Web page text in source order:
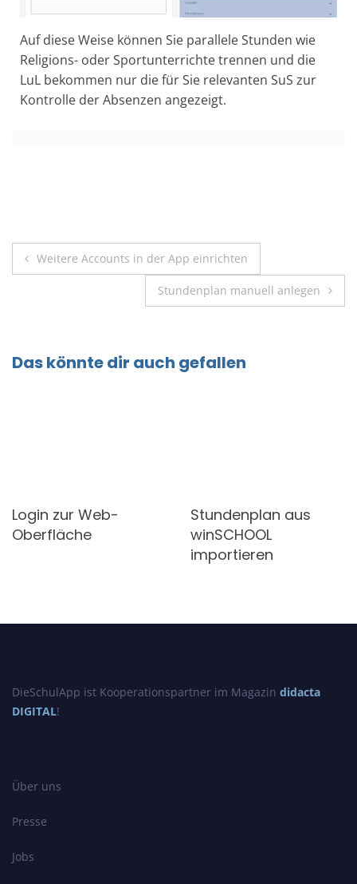
Auf diese Weise können Sie parallele Stunden wie
Religions- oder Sportunterrichte trennen und die
LuL bekommen nur die für Sie relevanten SuS zur
Kontrolle der Absenzen angezeigt.
Beitragsnavigation
Weitere Accounts in der App einrichten
Stundenplan manuell anlegen
Das könnte dir auch gefallen
Login zur Web-
Oberfläche
Stundenplan aus
winSCHOOL
importieren
DieSchulApp ist Kooperationspartner im Magazin didacta
DIGITAL!
Über uns
Presse
Jobs